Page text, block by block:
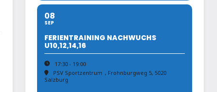
08
SEP
FERIENTRAINING NACHWUCHS
U10,12,14,16
17:30 - 19:00
PSV Sportzentrum , Frohnburgweg 5, 5020
Salzburg